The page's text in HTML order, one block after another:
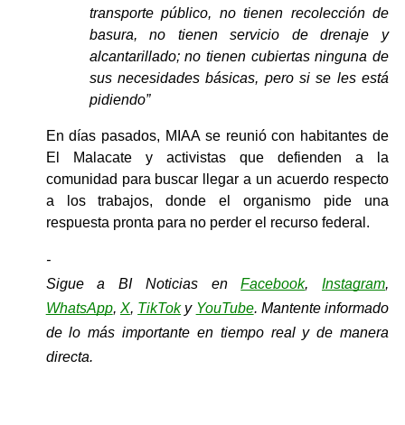
transporte público, no tienen recolección de
basura, no tienen servicio de drenaje y
alcantarillado; no tienen cubiertas ninguna de
sus necesidades básicas, pero si se les está
pidiendo”
En días pasados, MIAA se reunió con habitantes de
El Malacate y activistas que defienden a la
comunidad para buscar llegar a un acuerdo respecto
a los trabajos, donde el organismo pide una
respuesta pronta para no perder el recurso federal.
-
Sigue a BI Noticias en Facebook, Instagram,
WhatsApp, X, TikTok y YouTube. Mantente informado
de lo más importante en tiempo real y de manera
directa.